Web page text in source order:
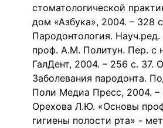
стоматологической
дом «Азбука», 2004. – 328
Пародонтология. Науч.ред.
проф. А.М. Политун. Пер. с
ГалДент, 2004. – 256 с. 37.
Заболевания пародонта.
Поли Медиа Пресс, 2004. –
Орехова Л.Ю. «Основы
гигиены полости рта» -